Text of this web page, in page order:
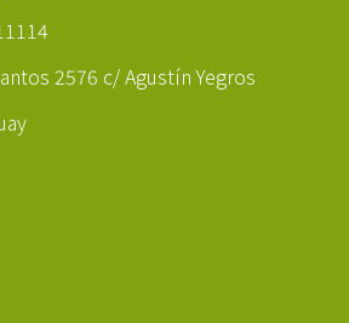
2576 c/ Agustín Yegros